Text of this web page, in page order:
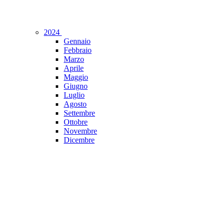
2024
Gennaio
Febbraio
Marzo
Aprile
Maggio
Giugno
Luglio
Agosto
Settembre
Ottobre
Novembre
Dicembre